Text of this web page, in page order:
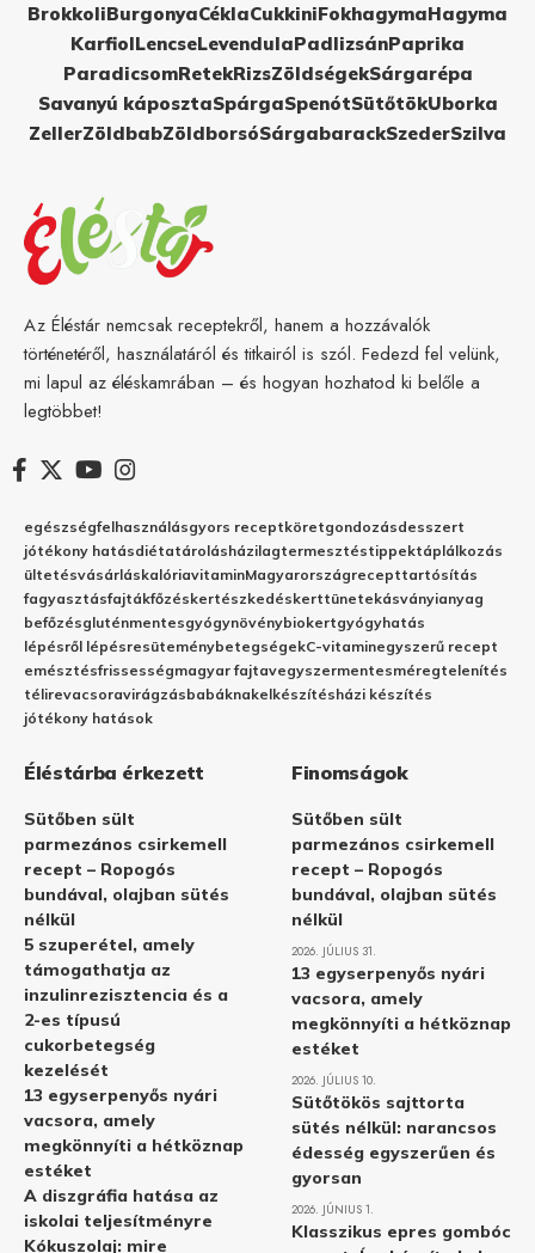
BrokkoliBurgonyaCéklaCukkiniFokhagymaHagyma
KarfiolLencseLevendulaPadlizsánPaprika
ParadicsomRetekRizsZöldségekSárgarépa
Savanyú káposztaSpárgaSpenótSütőtökUborka
ZellerZöldbabZöldborsóSárgabarackSzederSzilva
Az Éléstár nemcsak receptekről, hanem a hozzávalók
történetéről, használatáról és titkairól is szól. Fedezd fel velünk,
mi lapul az éléskamrában – és hogyan hozhatod ki belőle a
legtöbbet!
egészségfelhasználásgyors receptköretgondozásdesszert
jótékony hatásdiétatárolásházilagtermesztéstippektáplálkozás
ültetésvásárláskalóriavitaminMagyarországrecepttartósítás
fagyasztásfajtákfőzéskertészkedéskerttünetekásványianyag
befőzésgluténmentesgyógynövénybiokertgyógyhatás
lépésről lépésresüteménybetegségekC-vitaminegyszerű recept
emésztésfrissességmagyar fajtavegyszermentesméregtelenítés
télirevacsoravirágzásbabáknakelkészítésházi készítés
jótékony hatások
Éléstárba érkezett
Sütőben sült
parmezános csirkemell
recept – Ropogós
bundával, olajban sütés
nélkül
5 szuperétel, amely
támogathatja az
inzulinrezisztencia és a
2-es típusú
cukorbetegség
kezelését
13 egyserpenyős nyári
vacsora, amely
megkönnyíti a hétköznap
estéket
A diszgráfia hatása az
iskolai teljesítményre
Kókuszolaj: mire
Finomságok
Sütőben sült
parmezános csirkemell
recept – Ropogós
bundával, olajban sütés
nélkül
2026. JÚLIUS 31.
13 egyserpenyős nyári
vacsora, amely
megkönnyíti a hétköznap
estéket
2026. JÚLIUS 10.
Sütőtökös sajttorta
sütés nélkül: narancsos
édesség egyszerűen és
gyorsan
2026. JÚNIUS 1.
Klasszikus epres gombóc